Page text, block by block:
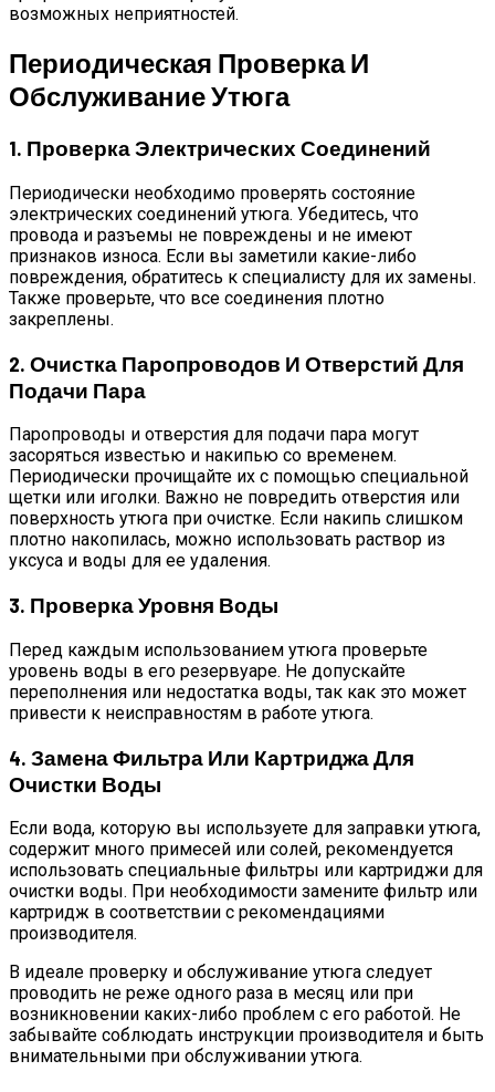
возможных неприятностей.
Периодическая Проверка И
Обслуживание Утюга
1. Проверка Электрических Соединений
Периодически необходимо проверять состояние
электрических соединений утюга. Убедитесь, что
провода и разъемы не повреждены и не имеют
признаков износа. Если вы заметили какие-либо
повреждения, обратитесь к специалисту для их замены.
Также проверьте, что все соединения плотно
закреплены.
2. Очистка Паропроводов И Отверстий Для
Подачи Пара
Паропроводы и отверстия для подачи пара могут
засоряться известью и накипью со временем.
Периодически прочищайте их с помощью специальной
щетки или иголки. Важно не повредить отверстия или
поверхность утюга при очистке. Если накипь слишком
плотно накопилась, можно использовать раствор из
уксуса и воды для ее удаления.
3. Проверка Уровня Воды
Перед каждым использованием утюга проверьте
уровень воды в его резервуаре. Не допускайте
переполнения или недостатка воды, так как это может
привести к неисправностям в работе утюга.
4. Замена Фильтра Или Картриджа Для
Очистки Воды
Если вода, которую вы используете для заправки утюга,
содержит много примесей или солей, рекомендуется
использовать специальные фильтры или картриджи для
очистки воды. При необходимости замените фильтр или
картридж в соответствии с рекомендациями
производителя.
В идеале проверку и обслуживание утюга следует
проводить не реже одного раза в месяц или при
возникновении каких-либо проблем с его работой. Не
забывайте соблюдать инструкции производителя и быть
внимательными при обслуживании утюга.